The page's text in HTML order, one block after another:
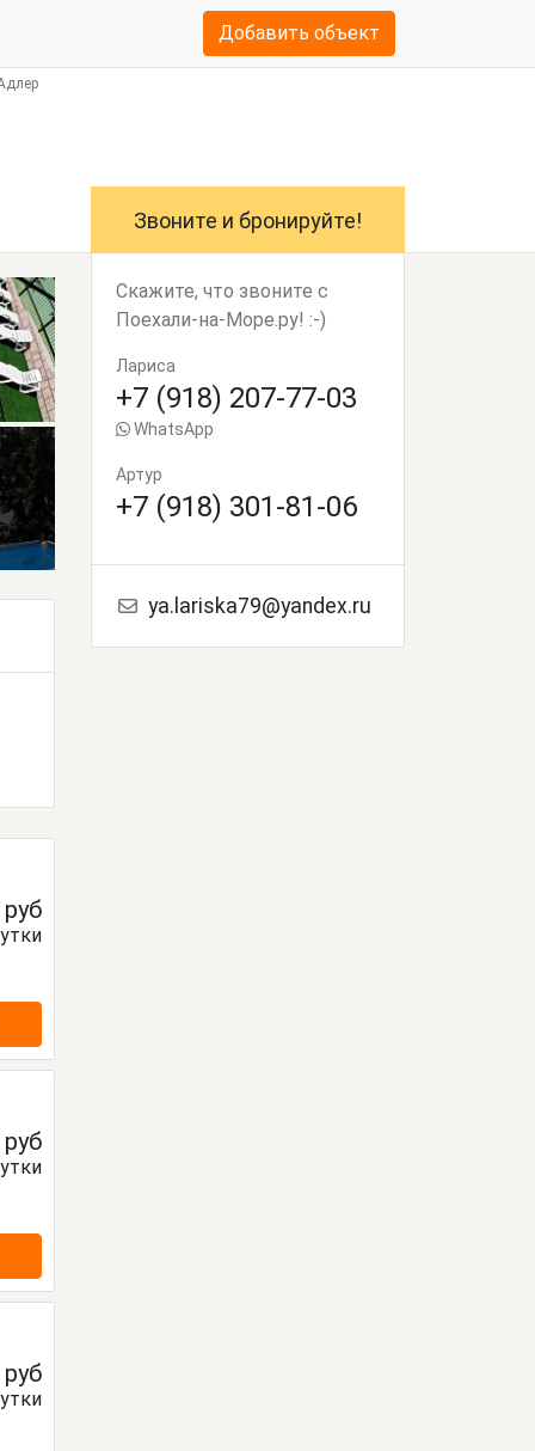
Добавить объект
руб
руб
руб
Звоните и бронируйте!
Скажите, что звоните с
Поехали-на-Море.ру! :-)
Лариса
+7 (918) 207-77-03
WhatsApp
Артур
+7 (918) 301-81-06
ya.lariska79@yandex.ru